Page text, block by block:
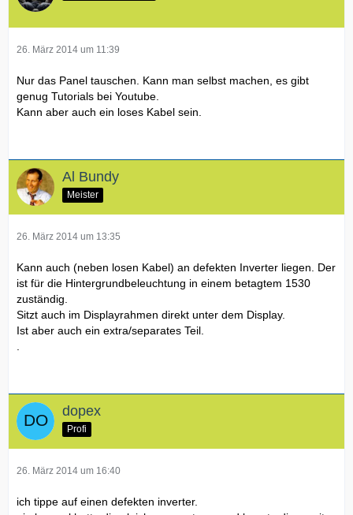
26. März 2014 um 11:39
Nur das Panel tauschen. Kann man selbst machen, es gibt
genug Tutorials bei Youtube.
Kann aber auch ein loses Kabel sein.
Al Bundy
Meister
26. März 2014 um 13:35
Kann auch (neben losen Kabel) an defekten Inverter liegen. Der
ist für die Hintergrundbeleuchtung in einem betagtem 1530
zuständig.
Sitzt auch im Displayrahmen direkt unter dem Display.
Ist aber auch ein extra/separates Teil.
.
dopex
Profi
26. März 2014 um 16:40
ich tippe auf einen defekten inverter.